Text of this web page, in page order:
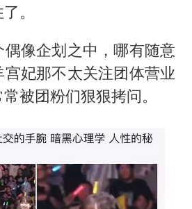
。
像企划之中，哪有随意
妃那不太关注团体营业
被团粉们狠狠拷问。